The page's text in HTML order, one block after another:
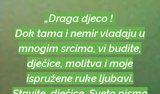
„Draga djeco !
Dok tama i nemir vladaju u
mnogim srcima, vi budite,
dječice, molitva i moje
ispružene ruke ljubavi.